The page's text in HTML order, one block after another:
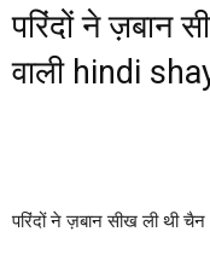
परिंदों ने ज़बान
वाली hindi
परिंदों ने ज़बान सीख ली थी